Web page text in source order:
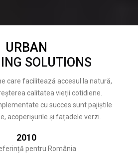
URBAN
SOLUTIONS
care facilitează accesul la natură,
calitatea vieții cotidiene.
cu succes sunt pajiștile
acoperișurile și fațadele verzi.
2010
pentru România